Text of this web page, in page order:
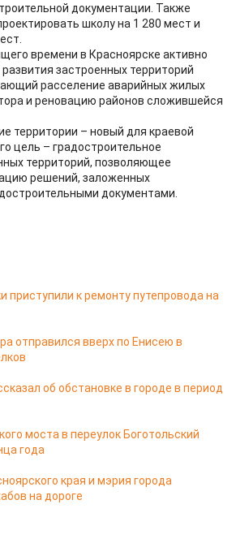
документации. Также
школу на 1 280 мест и
времени в Красноярске активно
застроенных территорий
расселение аварийных жилых
и реновацию районов сложившейся
территории – новый для краевой
цель – градостроительное
территорий, позволяющее
решений, заложенных
документами.
приступили к ремонту путепровода на
отправился вверх по Енисею в
об обстановке в городе в период
моста в переулок Боготольский
года
края и мэрия города
на дороге